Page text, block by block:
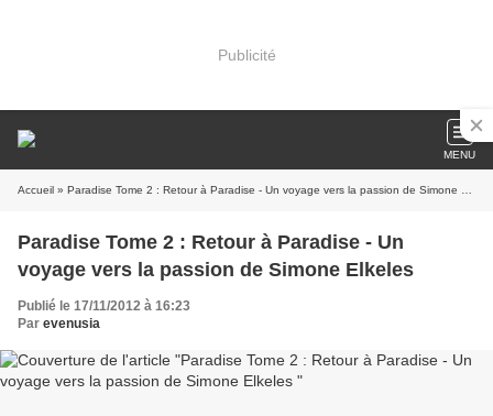
Publicité
MENU
Accueil » Paradise Tome 2 : Retour à Paradise - Un voyage vers la passion de Simone Elkeles
Paradise Tome 2 : Retour à Paradise - Un
voyage vers la passion de Simone Elkeles
Publié le 17/11/2012 à 16:23
Par evenusia